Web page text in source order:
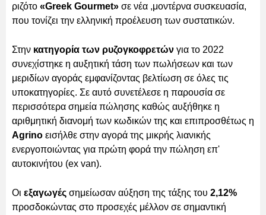
ριζότο «Greek Gourmet» σε νέα ,μοντέρνα συσκευασία,
που τονίζει την ελληνική προέλευση των συστατικών.
Στην κατηγορία των ρυζογκοφρετών για το 2022
συνεχίστηκε η αυξητική τάση των πωλήσεων και των
μεριδίων αγοράς εμφανίζοντας βελτίωση σε όλες τις
υποκατηγορίες. Σε αυτό συνετέλεσε η παρουσία σε
περισσότερα σημεία πώλησης καθώς αυξήθηκε η
αριθμητική διανομή των κωδικών της και επιπροσθέτως η
Agrino εισήλθε στην αγορά της μικρής λιανικής
ενεργοποιώντας για πρώτη φορά την πώληση επ'
αυτοκινήτου (ex van).
Οι εξαγωγές σημείωσαν αύξηση της τάξης του 2,12%
προσδοκώντας στο προσεχές μέλλον σε σημαντική